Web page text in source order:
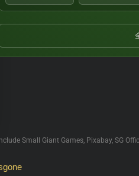
Small Giant Games, Pixabay, SG